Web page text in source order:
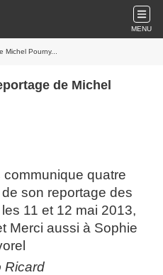
MENU
Pourny...
de Michel
quatre
son reportage des
11 et 12 mai 2013,
Merci aussi à Sophie
Ricard